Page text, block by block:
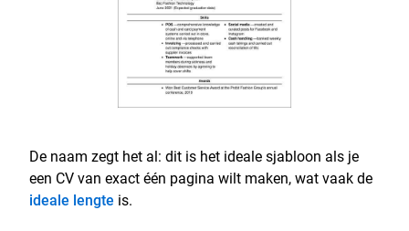
De naam zegt het al: dit is het ideale sjabloon als je
een CV van exact één pagina wilt maken, wat vaak de
ideale lengte is.